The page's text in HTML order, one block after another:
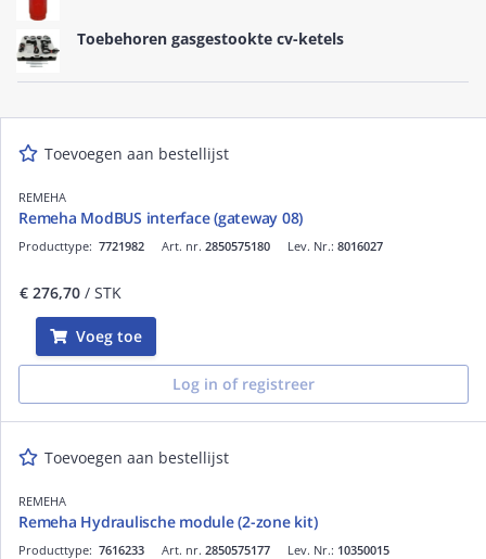
Toebehoren gasgestookte cv-ketels
Toevoegen aan bestellijst
REMEHA
Remeha ModBUS interface (gateway 08)
Art. nr. 2850575180
Producttype: 7721982 Lev. Nr.: 8016027
€ 276,70 / STK
Voeg toe
Log in of registreer
Toevoegen aan bestellijst
REMEHA
Remeha Hydraulische module (2-zone kit)
Art. nr. 2850575177
Producttype: 7616233 Lev. Nr.: 10350015